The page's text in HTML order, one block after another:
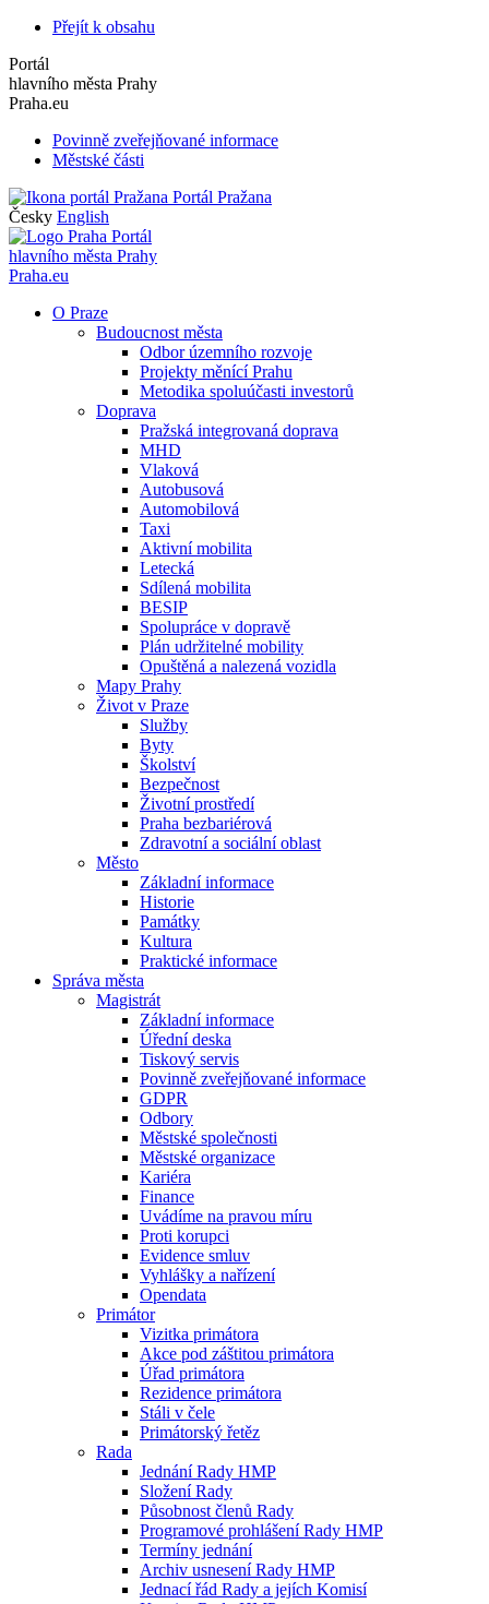
Přejít k obsahu
Portál
hlavního města Prahy
Praha.eu
Povinně zveřejňované informace
Městské části
Portál Pražana
Česky English
Portál
hlavního města Prahy
Praha.eu
O Praze
Budoucnost města
Odbor územního rozvoje
Projekty měnící Prahu
Metodika spoluúčasti investorů
Doprava
Pražská integrovaná doprava
MHD
Vlaková
Autobusová
Automobilová
Taxi
Aktivní mobilita
Letecká
Sdílená mobilita
BESIP
Spolupráce v dopravě
Plán udržitelné mobility
Opuštěná a nalezená vozidla
Mapy Prahy
Život v Praze
Služby
Byty
Školství
Bezpečnost
Životní prostředí
Praha bezbariérová
Zdravotní a sociální oblast
Město
Základní informace
Historie
Památky
Kultura
Praktické informace
Správa města
Magistrát
Základní informace
Úřední deska
Tiskový servis
Povinně zveřejňované informace
GDPR
Odbory
Městské společnosti
Městské organizace
Kariéra
Finance
Uvádíme na pravou míru
Proti korupci
Evidence smluv
Vyhlášky a nařízení
Opendata
Primátor
Vizitka primátora
Akce pod záštitou primátora
Úřad primátora
Rezidence primátora
Stáli v čele
Primátorský řetěz
Rada
Jednání Rady HMP
Složení Rady
Působnost členů Rady
Programové prohlášení Rady HMP
Termíny jednání
Archiv usnesení Rady HMP
Jednací řád Rady a jejích Komisí